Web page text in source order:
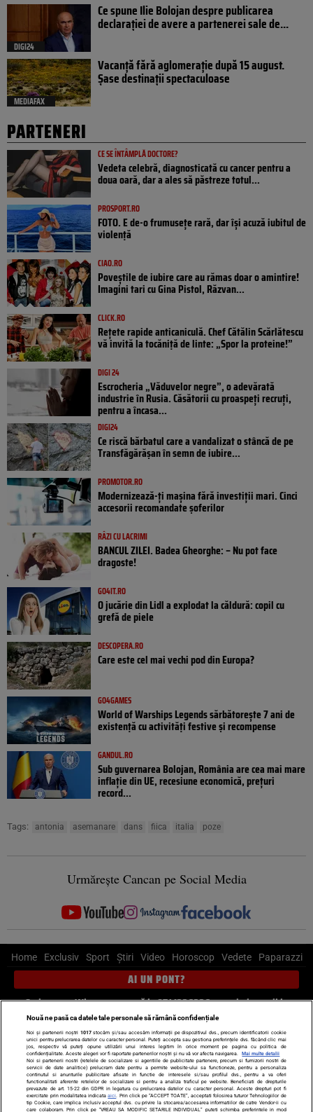
DIGI24
Ce spune Ilie Bolojan despre publicarea
declarației de avere a partenerei sale de...
MEDIAFAX
Vacanță fără aglomerație după 15 august.
Șase destinații spectaculoase
PARTENERI
CE SE ÎNTÂMPLĂ DOCTORE?
Vedeta celebră, diagnosticată cu cancer pentru a
doua oară, dar a ales să păstreze totul...
PROSPORT.RO
FOTO. E de-o frumusețe rară, dar își acuză iubitul de
violență
CIAO.RO
Poveştile de iubire care au rămas doar o amintire!
Imagini tari cu Gina Pistol, Răzvan...
CLICK.RO
Rețete rapide anticaniculă. Chef Cătălin Scărlătescu
vă invită la tocăniță de linte: „Spor la proteine!”
DIGI 24
Escrocheria „Văduvelor negre”, o adevărată
industrie în Rusia. Căsătorii cu proaspeți recruți,
pentru a încasa...
DIGI24
Ce riscă bărbatul care a vandalizat o stâncă de pe
Transfăgărășan în semn de iubire...
PROMOTOR.RO
Modernizează-ți mașina fără investiții mari. Cinci
accesorii recomandate șoferilor
RÂZI CU LACRIMI
BANCUL ZILEI. Badea Gheorghe: – Nu pot face
dragoste!
GO4IT.RO
O jucărie din Lidl a explodat la căldură: copil cu
grefă de piele
DESCOPERA.RO
Care este cel mai vechi pod din Europa?
GO4GAMES
World of Warships Legends sărbătorește 7 ani de
existență cu activități festive și recompense
GANDUL.RO
Sub guvernarea Bolojan, România are cea mai mare
inflație din UE, recesiune economică, prețuri
record...
Tags: antonia asemanare dans fiica italia poze
Urmărește Cancan pe Social Media
Home Exclusiv Sport Știri Video Horoscop Vedete Paparazzi
AI UN PONT?
Scrie-ne pe Whatsapp, sună la 0741226226 sau trimite mail la
pont@cancan.ro
Știri interne Știri externe
Politică
Ultimele stiri
Diete Insula Iubirii Dictionar de vise
LIFE STYLE
Horoscop
Nouă ne pasă ca datele tale personale să rămână confidențiale
Noi și partenerii noștri 1017stocăm și/sau accesăm informații pe dispozitivul dvs., precum identificatorii cookie
unici pentru prelucrarea datelor cu caracter personal. Puteți accepta sau gestiona preferințele dvs. făcând clic mai
jos, respectiv vă puteți opune utilizării unui interes legitim în orice moment pe pagina cu politica de
confidențialitate. Aceste alegeri vor fi raportate partenerilor noștri și nu vă vor afecta navigarea.
Mai multe detalii
Noi si partenerii nostri (retelele de socializare si agentiile de publicitate partenere, precum si furnizorii nostri de
servicii de date analitice) prelucram date pentru a permite website-ului sa functioneze, pentru a personaliza
continutul si anunturile publicitare afisate in functie de interesele si/sau profilul dvs., pentru a va oferi
functionalitati aferente retelelor de socializare si pentru a analiza traficul pe website. Beneficiati de drepturile
prevazute de art. 15-22 din GDPR in legatura cu prelucrarea datelor cu caracter personal. Aceste drepturi pot fi
exercitate prin modalitatea indicataaici . Prin click pe “ACCEPT TOATE”, acceptati folosirea tuturor Tehnologiilor de
tip Cookie, care implica inclusiv acceptul dvs. cu privire la stocarea/accesarea informatiilor de catre Vendor-ii cu
care colaboram. Prin click pe “VREAU SA MODIFIC SETARILE INDIVIDUAL” puteti schimba preferintele in mod